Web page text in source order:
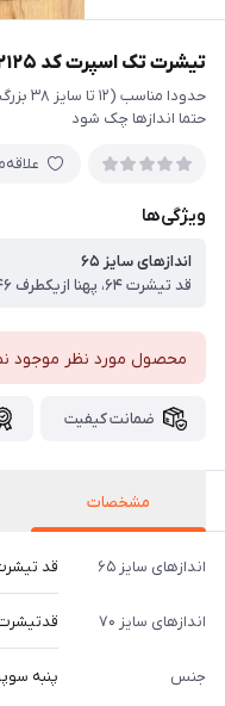
تیشرت تک اسپرت کد ۲۱۲۵
حتما اندازها چک شود
ویژگی‌ها
اندازهای سایز ۶۵
قد تیشرت ۶۴، پهنا ازیکطرف ۴۶
محصول مورد نظر موجود
ضمانت کیفیت
مشخصات
اندازهای سایز ۶۵ قد تیشرت ۶۴، پهنا
اندازهای سایز ۷۰ قدتیشرت ۷۰،پهنا از یک
جنس پنبه